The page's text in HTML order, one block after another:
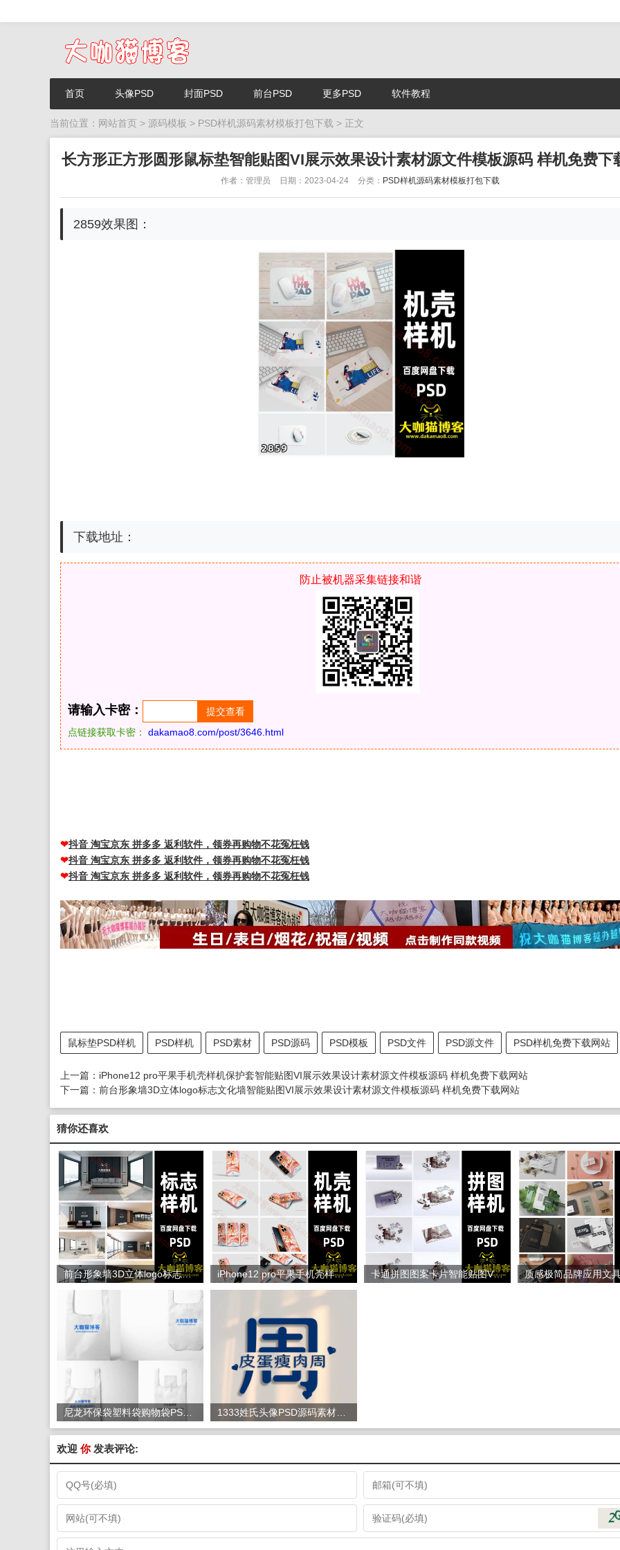
首页 头像PSD 封面PSD 前台PSD 更多PSD 软件教程
当前位置： 网站首页 > 源码模板 > PSD样机源码素材模板打包下载 > 正文
长方形正方形圆形鼠标垫智能贴图VI展示效果设计素材源文件模板源码 样机免费下
作者：管理员 日期：2023-04-24 分类： PSD样机源码素材模板打包下载
2859效果图：
下载地址：
防止被机器采集链接和谐
请输入卡密：
点链接获取卡密： dakamao8.com/post/3646.html
❤抖音 淘宝京东 拼多多 返利软件，领券再购物不花冤枉钱
❤抖音 淘宝京东 拼多多 返利软件，领券再购物不花冤枉钱
❤抖音 淘宝京东 拼多多 返利软件，领券再购物不花冤枉钱
鼠标垫PSD样机 PSD样机 PSD素材 PSD源码 PSD模板 PSD文件 PSD源文件 PSD样机免费下载网站
上一篇： iPhone12 pro平果手机壳样机保护套智能贴图VI展示效果设计素材源文件模板源码 样机免费下载网站
下一篇： 前台形象墙3D立体logo标志文化墙智能贴图VI展示效果设计素材源文件模板源码 样机免费下载网站
猜你还喜欢
前台形象墙3D立体logo标志文化墙智能贴图VI展示效果设计素材源文件模板源码 样机免费下载网站 iPhone12 pro平果手机壳样机保护套智能贴图VI展示效果设计素材源文件模板源码 样机免费下载网站 卡通拼图图案卡片智能贴图VI展示效果设计素材源文件模板源码 样机免费下载网站
尼龙环保袋塑料袋购物袋PSD样机包装袋智能贴图VI展示效果设计素材源文件模板 样机免费下载网站 1333姓氏头像PSD源码素材源文件 抖音直播
欢迎 你发表评论: